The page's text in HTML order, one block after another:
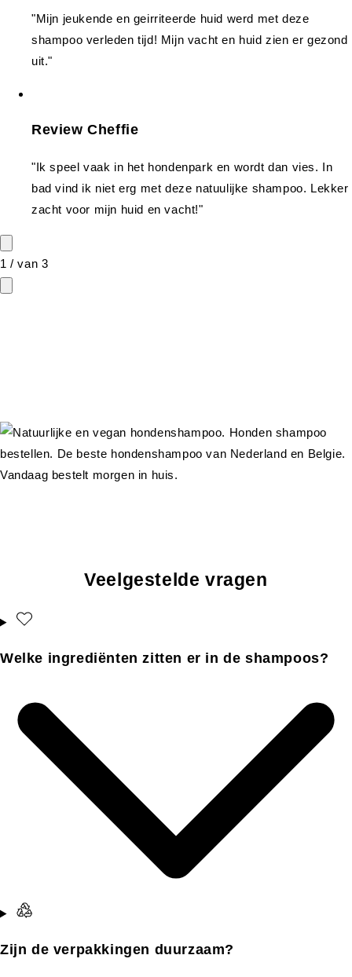
"Mijn jeukende en geirriteerde huid werd met deze
shampoo verleden tijd! Mijn vacht en huid zien er gezond
uit."
Review Cheffie
"Ik speel vaak in het hondenpark en wordt dan vies. In
bad vind ik niet erg met deze natuulijke shampoo. Lekker
zacht voor mijn huid en vacht!"
1 /van 3
Veelgestelde vragen
Welke ingrediënten zitten er in de shampoos?
Zijn de verpakkingen duurzaam?